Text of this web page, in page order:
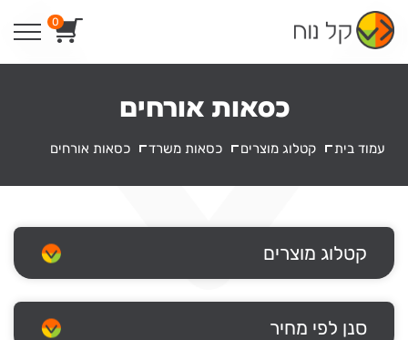
content
0
כסאות אורחים
עמוד בית קטלוג מוצרים כסאות משרד כסאות אורחים
קטלוג מוצרים
סנן לפי מחיר